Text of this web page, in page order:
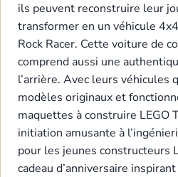
ils peuvent reconstruire leur
transformer en un véhicule
Rock Racer. Cette voiture de
comprend aussi une
l’arrière. Avec leurs véhicules
modèles originaux et
maquettes à construire LEGO
initiation amusante à
pour les jeunes constructeurs
cadeau d’anniversaire